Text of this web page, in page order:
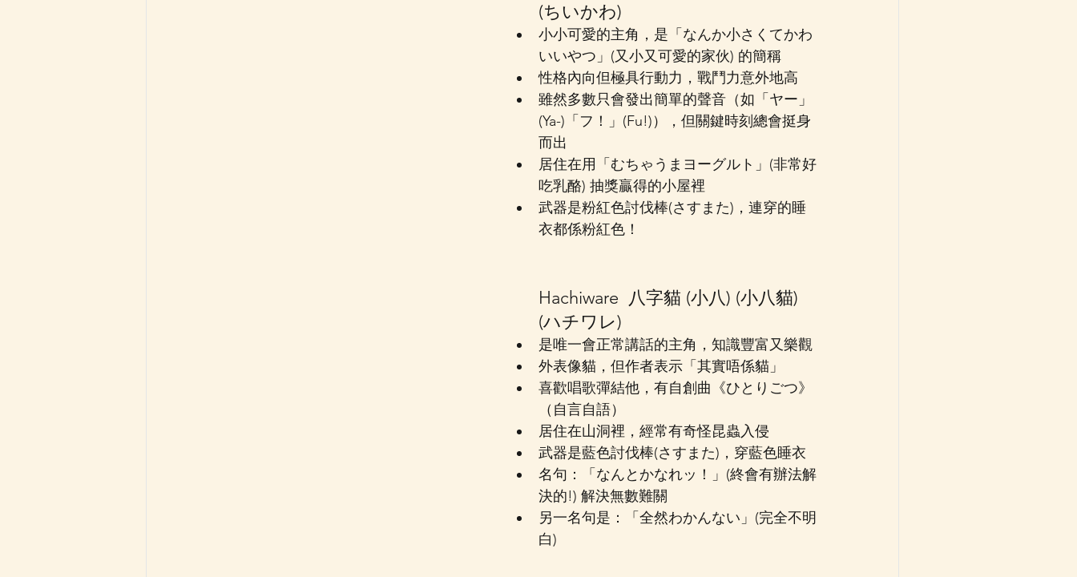
(ちいかわ)
小小可愛的主角，是「なんか小さくてかわ
いいやつ」(又小又可愛的家伙) 的簡稱
性格內向但極具行動力，戰鬥力意外地高
雖然多數只會發出簡單的聲音（如「ヤー」
(Ya-)「フ！」(Fu!)），但關鍵時刻總會挺身
而出
居住在用「むちゃうまヨーグルト」(非常好
吃乳酪) 抽獎贏得的小屋裡
武器是粉紅色討伐棒(さすまた)，連穿的睡
衣都係粉紅色！
Hachiware  八字貓 (小八) (小八貓)
(ハチワレ)
是唯一會正常講話的主角，知識豐富又樂觀
外表像貓，但作者表示「其實唔係貓」
喜歡唱歌彈結他，有自創曲《ひとりごつ》
（自言自語）
居住在山洞裡，經常有奇怪昆蟲入侵
武器是藍色討伐棒(さすまた)，穿藍色睡衣
名句：「なんとかなれッ！」(終會有辦法解
決的!) 解決無數難關
另一名句是：「全然わかんない」(完全不明
白)